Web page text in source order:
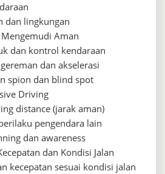
dan lingkungan
Aman
dan kontrol kendaraan
dan akselerasi
spion dan blind spot
Driving
distance (jarak aman)
pengendara lain
dan awareness
dan Kondisi Jalan
kecepatan sesuai kondisi jalan